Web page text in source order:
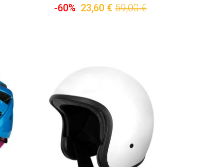
-60% 23,60 € 59,00 €